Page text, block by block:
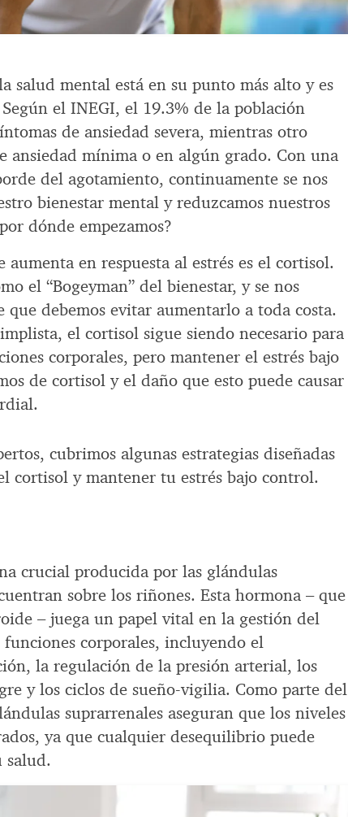
salud mental está en su punto más alto y es
el INEGI, el 19.3% de la población
de ansiedad severa, mientras otro
ansiedad mínima o en algún grado. Con una
del agotamiento, continuamente se nos
bienestar mental y reduzcamos nuestros
dónde empezamos?
aumenta en respuesta al estrés es el cortisol.
el “Bogeyman” del bienestar, y se nos
que debemos evitar aumentarlo a toda costa.
el cortisol sigue siendo necesario para
corporales, pero mantener el estrés bajo
de cortisol y el daño que esto puede causar
cubrimos algunas estrategias diseñadas
cortisol y mantener tu estrés bajo control.
crucial producida por las glándulas
sobre los riñones. Esta hormona – que
– juega un papel vital en la gestión del
funciones corporales, incluyendo el
la regulación de la presión arterial, los
y los ciclos de sueño-vigilia. Como parte del
suprarrenales aseguran que los niveles
ya que cualquier desequilibrio puede
salud.